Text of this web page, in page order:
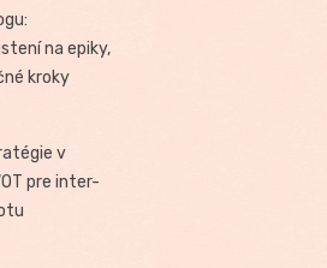
na epiky,
kroky
v
pre inter-